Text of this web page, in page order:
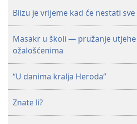
Blizu je vrijeme kad će nestati
Masakr u školi — pružanje utjehe
ožalošćenima
“U danima kralja Heroda”
Znate li?